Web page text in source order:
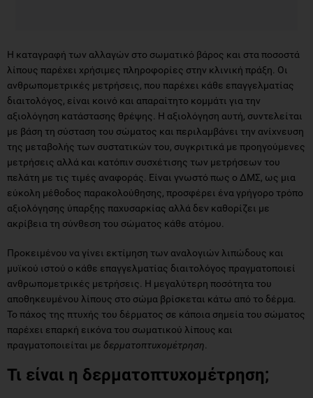
Η καταγραφή των αλλαγών στο σωματικό βάρος και στα ποσοστά
λίπους παρέχει χρήσιμες πληροφορίες στην κλινική πράξη. Οι
ανθρωπομετρικές μετρήσεις, που παρέχει κάθε επαγγελματίας
διαιτολόγος, είναι κοινό και απαραίτητο κομμάτι για την
αξιολόγηση κατάστασης θρέψης. Η αξιολόγηση αυτή, συντελείται
με βάση τη σύσταση του σώματος και περιλαμβάνει την ανίχνευση
της μεταβολής των συστατικών του, συγκριτικά με προηγούμενες
μετρήσεις αλλά και κατόπιν συσχέτισης των μετρήσεων του
πελάτη με τις τιμές αναφοράς. Είναι γνωστό πως ο ΔΜΣ, ως μια
εύκολη μέθοδος παρακολούθησης, προσφέρει ένα γρήγορο τρόπο
αξιολόγησης ύπαρξης παχυσαρκίας αλλά δεν καθορίζει με
ακρίβεια τη σύνθεση του σώματος κάθε ατόμου.
Προκειμένου να γίνει εκτίμηση των αναλογιών λιπώδους και
μυϊκού ιστού ο κάθε επαγγελματίας διαιτολόγος πραγματοποιεί
ανθρωπομετρικές μετρήσεις. Η μεγαλύτερη ποσότητα του
αποθηκευμένου λίπους στο σώμα βρίσκεται κάτω από το δέρμα.
Το πάχος της πτυχής του δέρματος σε κάποια σημεία του σώματος
παρέχει επαρκή εικόνα του σωματικού λίπους και
πραγματοποιείται με δερματοπτυχομέτρηση
Τι είναι η δερματοπτυχομέτρηση;